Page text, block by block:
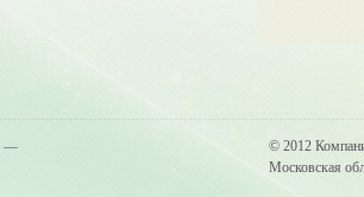
—
© 2012
Московская